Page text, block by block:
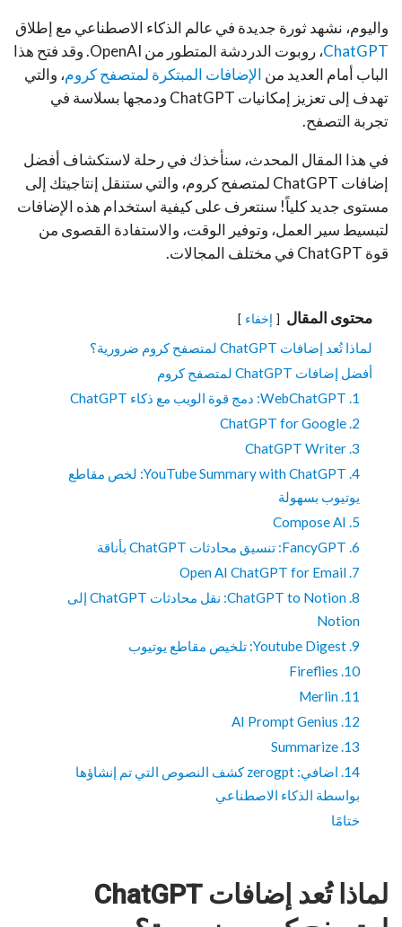
واليوم، نشهد ثورة جديدة في عالم الذكاء الاصطناعي مع إطلاق
ChatGPT
، روبوت الدردشة المتطور من OpenAI. وقد فتح هذا
الباب أمام العديد من الإضافات المبتكرة لمتصفح كروم، والتي
تهدف إلى تعزيز إمكانيات ChatGPT ودمجها بسلاسة في
تجربة التصفح.
في هذا المقال المحدث، سنأخذك في رحلة لاستكشاف أفضل
إضافات ChatGPT لمتصفح كروم، والتي ستنقل إنتاجيتك إلى
مستوى جديد كلياً! سنتعرف على كيفية استخدام هذه الإضافات
لتبسيط سير العمل، وتوفير الوقت، والاستفادة القصوى من
قوة ChatGPT في مختلف المجالات.
محتوى المقال إخفاء
لماذا تُعد إضافات ChatGPT لمتصفح كروم ضرورية؟
أفضل إضافات ChatGPT لمتصفح كروم
1. WebChatGPT: دمج قوة الويب مع ذكاء ChatGPT
2. ChatGPT for Google
3. ChatGPT Writer
4. YouTube Summary with ChatGPT: لخص مقاطع
يوتيوب بسهولة
5. Compose AI
6. FancyGPT: تنسيق محادثات ChatGPT بأناقة
7. Open AI ChatGPT for Email
8. ChatGPT to Notion: نقل محادثات ChatGPT إلى
Notion
9. Youtube Digest: تلخيص مقاطع يوتيوب
10. Fireflies
11. Merlin
12. AI Prompt Genius
13. Summarize
14. اضافي: zerogpt كشف النصوص التي تم إنشاؤها
بواسطة الذكاء الاصطناعي
ختامًا
لماذا تُعد إضافات ChatGPT